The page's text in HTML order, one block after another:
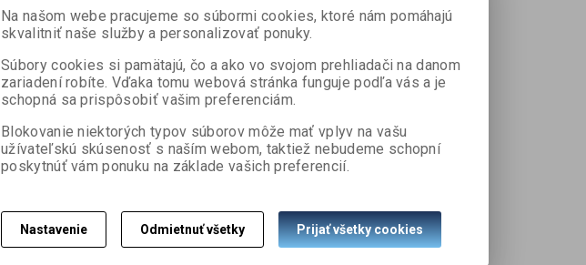
Na našom webe pracujeme so súbormi cookies, ktoré nám pomáhajú
skvalitniť naše služby a personalizovať ponuky.
Súbory cookies si pamätajú, čo a ako vo svojom prehliadači na danom
zariadení robíte. Vďaka tomu webová stránka funguje podľa vás a je
schopná sa prispôsobiť vašim preferenciám.
Blokovanie niektorých typov súborov môže mať vplyv na vašu
užívateľskú skúsenosť s naším webom, taktiež nebudeme schopní
poskytnúť vám ponuku na základe vašich preferencií.
Nastavenie Odmietnuť všetky Prijať všetky cookies